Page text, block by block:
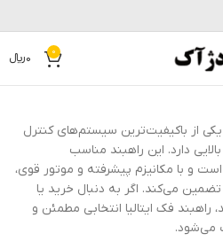
0
0﷼
یکی از باکیفیت‌ترین سیستم‌های کنترل
دارد. این راهبند مناسب
و با مکانیزم پیشرفته و موتور قوی،
می‌کند. اگر به دنبال خرید یا
فک ایتالیا انتخابی مطمئن و
می‌شود.